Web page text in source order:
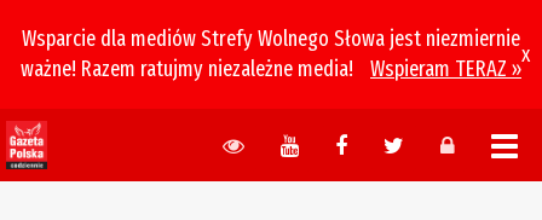
Wsparcie dla mediów Strefy Wolnego Słowa jest niezmiernie
ważne! Razem ratujmy niezależne media!
Wspieram TERAZ »
x